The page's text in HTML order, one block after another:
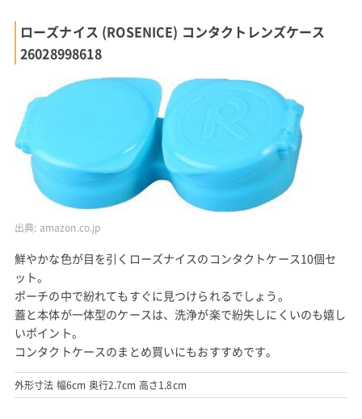
ローズナイス (ROSENICE) コンタクトレンズケース
26028998618
出典: amazon.co.jp
鮮やかな色が目を引くローズナイスのコンタクトケース10個セ
ット。
ポーチの中で紛れてもすぐに見つけられるでしょう。
蓋と本体が一体型のケースは、洗浄が楽で紛失しにくいのも嬉し
いポイント。
コンタクトケースのまとめ買いにもおすすめです。
外形寸法 幅6cm 奥行2.7cm 高さ1.8cm